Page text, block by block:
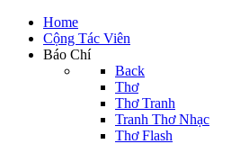
Home
Cộng Tác Viên
Báo Chí
Back
Thơ
Thơ Tranh
Tranh Thơ Nhạc
Thơ Flash